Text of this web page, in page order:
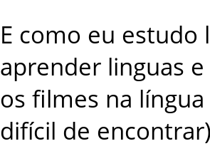
E como eu estudo
aprender linguas e
os filmes na língua
difícil de encontrar